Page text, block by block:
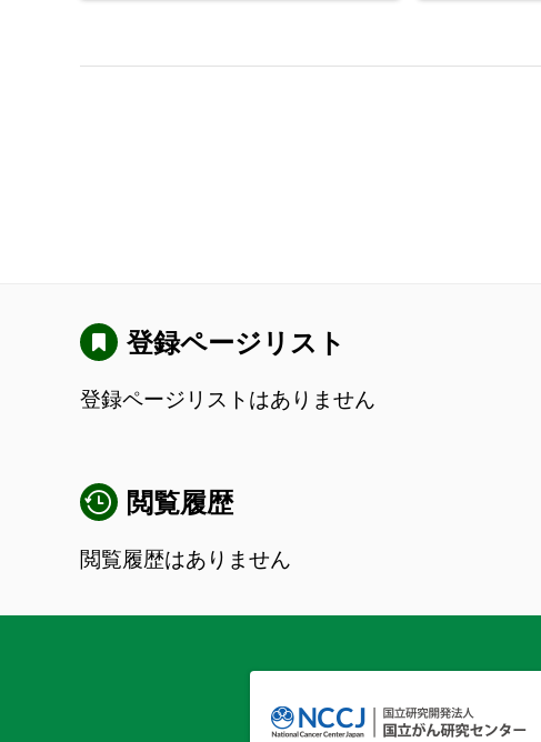
登録ページリスト
登録ページリストはありません
閲覧履歴
閲覧履歴はありません